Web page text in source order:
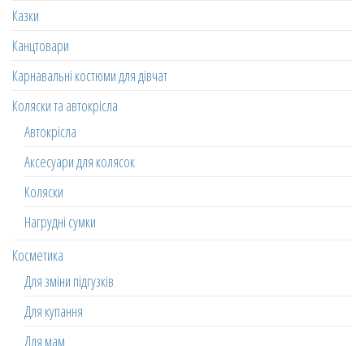
Казки
Канцтовари
Карнавальні костюми для дівчат
Коляски та автокрісла
Автокрісла
Аксесуари для колясок
Коляски
Нагрудні сумки
Косметика
Для зміни підгузків
Для купання
Для мам